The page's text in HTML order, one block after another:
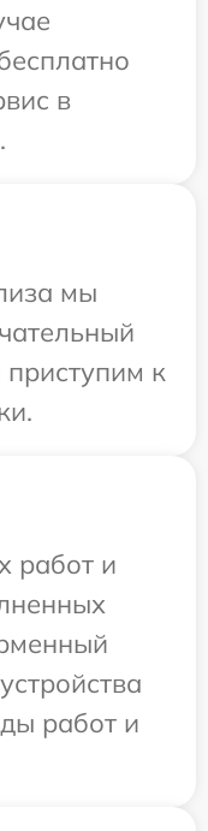
в
мы
приступим к
работ и
работ и